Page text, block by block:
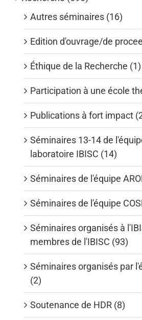
Autres séminaires (16)
Edition d'ouvrage/de
Éthique de la Recherche (1)
Participation à une école
Publications à fort impact
Séminaires 13-14 de
laboratoire IBISC (14)
Séminaires de l'équipe
Séminaires de l'équipe
Séminaires organisés à
membres de l'IBISC (93)
Séminaires organisés par
(2)
Soutenance de HDR (8)